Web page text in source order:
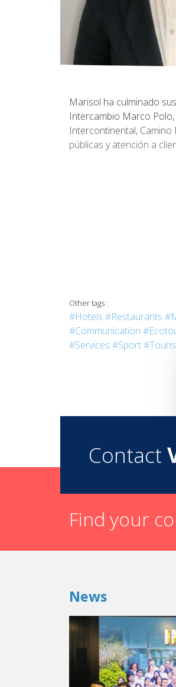
Marisol ha culminado
Intercambio Marco
Intercontinental,
públicas y atención a
Other tags :
#Hotels #Restaurants
#Communication
#Services #Sport
Contact
Find your
News